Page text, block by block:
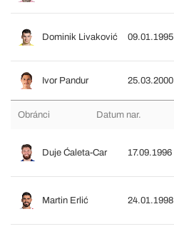
Dominik Livaković 09.01.1995
Ivor Pandur 25.03.2000
Obránci Datum nar.
Duje Ćaleta-Car 17.09.1996
Martin Erlić 24.01.1998